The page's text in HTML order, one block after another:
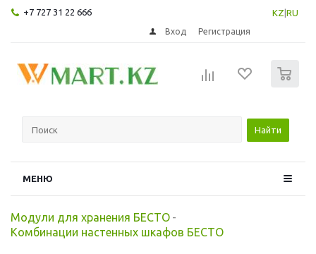
+7 727 31 22 666 KZ RU
Вход Регистрация
Найти
МЕНЮ
Модули для хранения БЕСТО -
Комбинации настенных шкафов БЕСТО